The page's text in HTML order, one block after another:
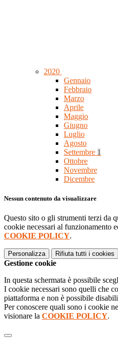
2020
Gennaio
Febbraio
Marzo
Aprile
Maggio
Giugno
Luglio
Agosto
Settembre 1
Ottobre
Novembre
Dicembre
Nessun contenuto da visualizzare
Questo sito o gli strumenti terzi da
cookie necessari al funzionamento
COOKIE POLICY.
Personalizza Rifiuta tutti i cookies
Gestione cookie
In questa schermata è possibile
I cookie necessari sono quelli che
piattaforma e non è possibile
Per conoscere quali sono i cookie
visionare la COOKIE POLICY.